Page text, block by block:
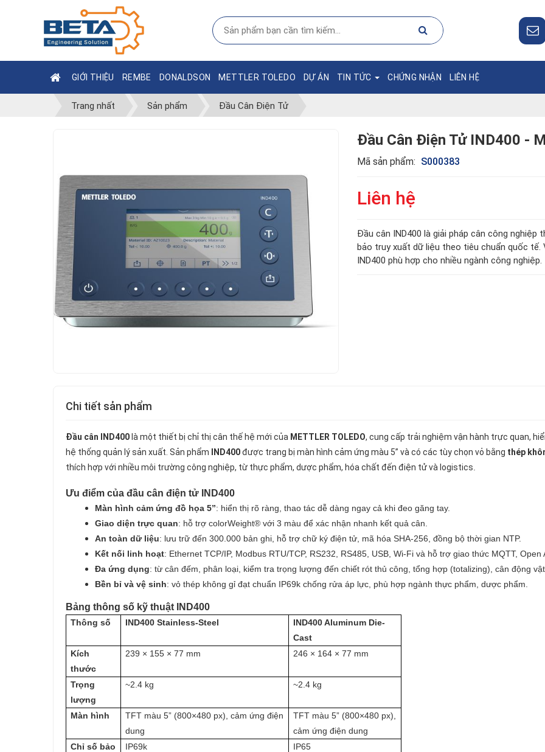
GIỚI THIỆU REMBE DONALDSON METTLER TOLEDO DỰ ÁN TIN TỨC CHỨNG NHẬN LIÊN HỆ
Trang nhất Sản phẩm Đầu Cân Điện Tử
Đầu Cân Điện Tử IND400 -
Mã sản phẩm: S000383
Liên hệ
Đầu cân IND400 là giải pháp cân công
bảo truy xuất dữ liệu theo tiêu chuẩn quốc tế.
IND400 phù hợp cho nhiều ngành công nghiệp.
Chi tiết sản phẩm
Đầu cân IND400 là một thiết bị chỉ thị cân thế hệ mới của METTLER TOLEDO, cung cấp trải nghiệm vận hành trực quan,
hệ thống quản lý sản xuất. Sản phẩm
IND400được trang bị màn hình cảm ứng màu 5” và có các tùy chọn vỏ bằng thép
thích hợp với nhiều môi trường công nghiệp, từ thực phẩm, dược phẩm, hóa chất đến điện tử và logistics
Ưu điểm của đầu cân điện tử IND400
Màn hình cảm ứng đồ họa 5”: hiển thị rõ ràng, thao tác dễ dàng ngay cả khi đeo găng tay.
Giao diện trực quan: hỗ trợ colorWeight® với 3 màu để xác nhận nhanh kết quả cân.
An toàn dữ liệu: lưu trữ đến 300.000 bản ghi, hỗ trợ chữ ký điện tử, mã hóa SHA-256, đồng bộ thời gian NTP.
Kết nối linh hoạt: Ethernet TCP/IP, Modbus RTU/TCP, RS232, RS485, USB, Wi-Fi và hỗ trợ giao thức MQTT, Open
Đa ứng dụng: từ cân đếm, phân loại, kiểm tra trọng lượng đến chiết rót thủ công, tổng hợp (totalizing), cân động vật.
Bền bỉ và vệ sinh: vỏ thép không gỉ đạt chuẩn IP69k chống rửa áp lực, phù hợp ngành thực phẩm, dược phẩm.
Bảng thông số kỹ thuật IND400
Thông số IND400 Stainless-Steel
IND400 Aluminum Die-
Cast
Kích
thước
239 × 155 × 77 mm 246 × 164 × 77 mm
Trọng
lượng
~2.4 kg ~2.4 kg
Màn hình
TFT màu 5” (800×480 px), cảm ứng điện
dung
TFT màu 5” (800×480 px),
cảm ứng điện dung
Chỉ số bảo
IP69k IP65